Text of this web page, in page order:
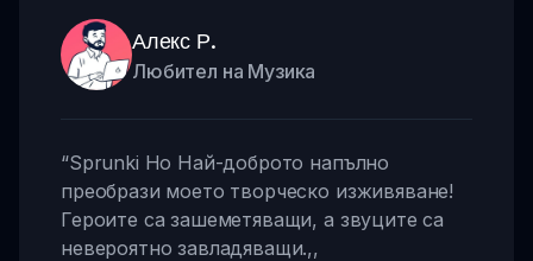
Алекс Р.
Любител на Музика
“Sprunki Но Най-доброто напълно
преобрази моето творческо изживяване!
Героите са зашеметяващи, а звуците са
невероятно завладяващи.,,